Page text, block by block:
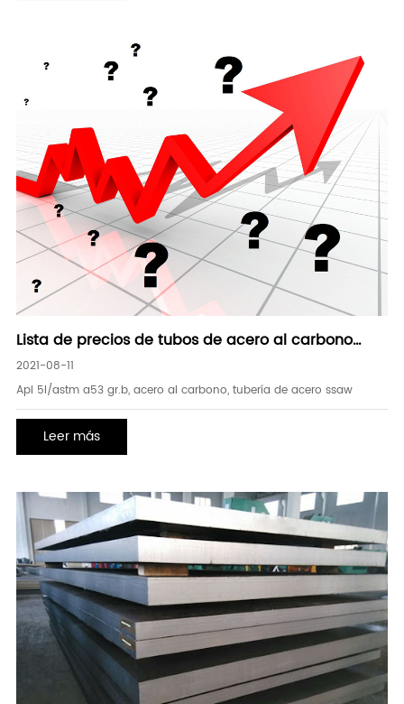
Lista de precios de tubos de acero al carbono
SSAW 08/17/2021
2021-08-11
Api 5l/astm a53 gr.b, acero al carbono, tubería de acero ssaw
Leer más